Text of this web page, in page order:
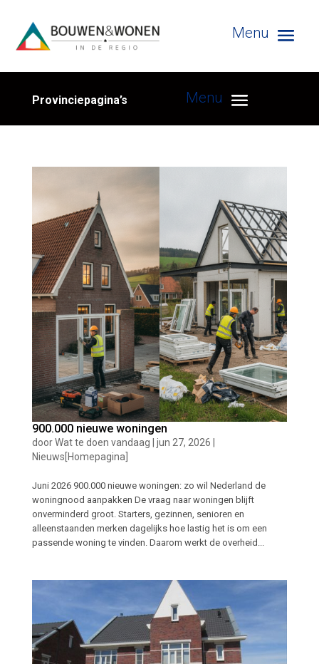
Provinciepagina’s
900.000 nieuwe woningen
doorWat te doen vandaag jun 27, 2026
Nieuws[Homepagina]
Juni 2026 900.000 nieuwe woningen: zo wil Nederland de
woningnood aanpakken De vraag naar woningen blijft
onverminderd groot. Starters, gezinnen, senioren en
alleenstaanden merken dagelijks hoe lastig het is om een
passende woning te vinden. Daarom werkt de overheid...